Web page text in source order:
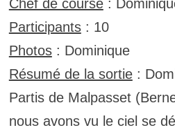
Chef de course:
Participants: 10
Photos: Dominique
Résumé de la sortie:
Partis de Malpasset
nous avons vu le ciel se